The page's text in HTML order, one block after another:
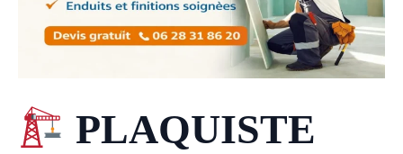
PLAQUISTE